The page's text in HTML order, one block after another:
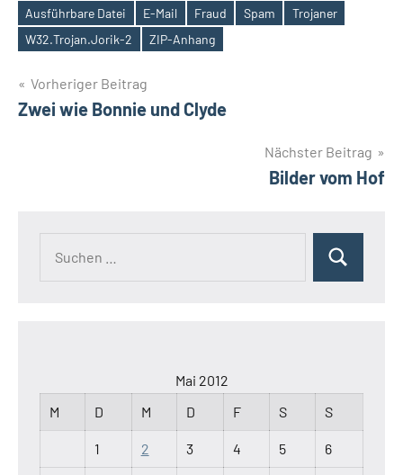
Schlagwörter
Ausführbare Datei E-Mail Fraud Spam
Trojaner
W32.Trojan.Jorik-2
ZIP-Anhang
Beitragsnavigation
Vorheriger Beitrag
Zwei wie Bonnie und Clyde
Nächster Beitrag
Bilder vom Hof
Suchen
Mai 2012
M
D M D F S S
1 2 3 4 5 6